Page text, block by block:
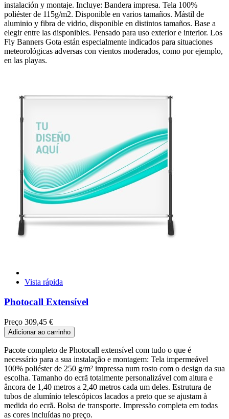
instalación y montaje. Incluye: Bandera impresa. Tela 100%
poliéster de 115g/m2. Disponible en varios tamaños. Mástil de
aluminio y fibra de vidrio, disponible en distintos tamaños. Base a
elegir entre las disponibles. Pensado para uso exterior e interior. Los
Fly Banners Gota están especialmente indicados para situaciones
meteorológicas adversas con vientos moderados, como por ejemplo,
en las playas.
Vista rápida
Photocall Extensível
Preço 309,45 €
Adicionar ao carrinho
Pacote completo de Photocall extensível com tudo o que é
necessário para a sua instalação e montagem: Tela impermeável
100% poliéster de 250 g/m² impressa num rosto com o design da sua
escolha. Tamanho do ecrã totalmente personalizável com altura e
âncora de 1,40 metros a 2,40 metros cada um deles. Estrutura de
tubos de alumínio telescópicos lacados a preto que se ajustam à
medida do ecrã. Bolsa de transporte. Impressão completa em todas
as cores incluídas no preço.